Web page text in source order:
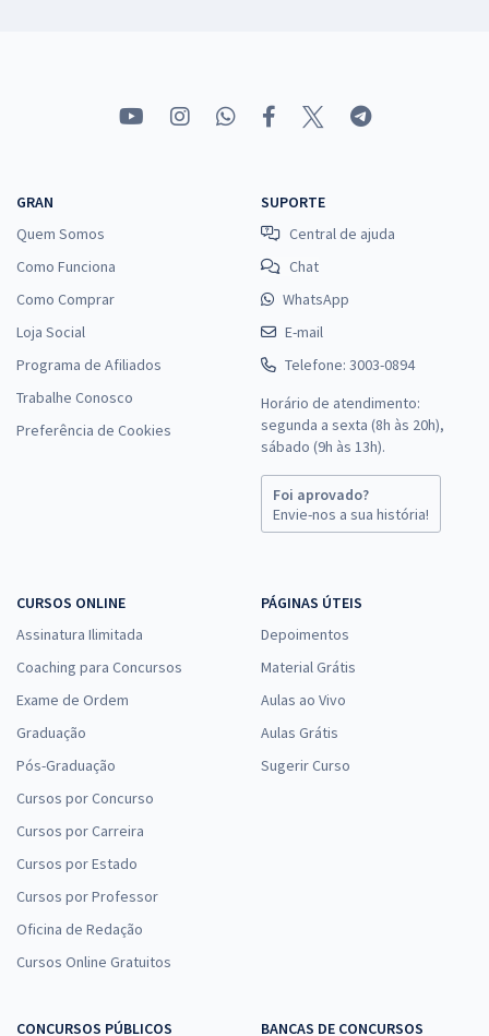
GRAN
Quem Somos
Como Funciona
Como Comprar
Loja Social
Programa de Afiliados
Trabalhe Conosco
Preferência de Cookies
SUPORTE
Central de ajuda
Chat
WhatsApp
E-mail
Telefone: 3003-0894
Horário de atendimento:
segunda a sexta (8h às 20h),
sábado (9h às 13h).
Foi aprovado?
Envie-nos a sua história!
CURSOS ONLINE
Assinatura Ilimitada
Coaching para Concursos
Exame de Ordem
Graduação
Pós-Graduação
Cursos por Concurso
Cursos por Carreira
Cursos por Estado
Cursos por Professor
Oficina de Redação
Cursos Online Gratuitos
PÁGINAS ÚTEIS
Depoimentos
Material Grátis
Aulas ao Vivo
Aulas Grátis
Sugerir Curso
CONCURSOS PÚBLICOS BANCAS DE CONCURSOS